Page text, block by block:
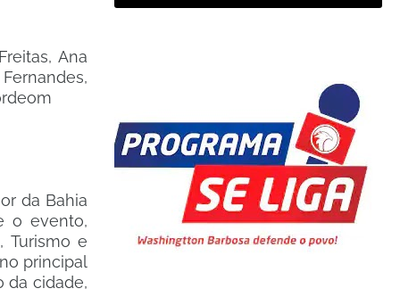
Ana
da Bahia
o evento,
Turismo e
principal
da cidade,